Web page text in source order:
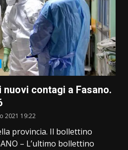
contagi a Fasano.
2021 19:22
provincia. Il bollettino
– L’ultimo bollettino